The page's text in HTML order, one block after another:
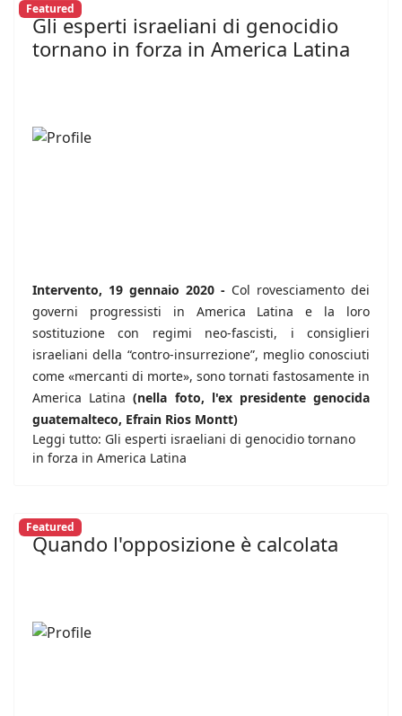
Featured
Gli esperti israeliani di genocidio
tornano in forza in America Latina
Intervento, 19 gennaio 2020 - Col rovesciamento dei
governi progressisti in America Latina e la loro
sostituzione con regimi neo-fascisti, i consiglieri
israeliani della “contro-insurrezione”, meglio conosciuti
come «mercanti di morte», sono tornati fastosamente in
America Latina(nella foto, l'ex presidente genocida
guatemalteco, Efrain Rios Montt)
Leggi tutto: Gli esperti israeliani di genocidio tornano
in forza in America Latina
Featured
Quando l'opposizione è calcolata